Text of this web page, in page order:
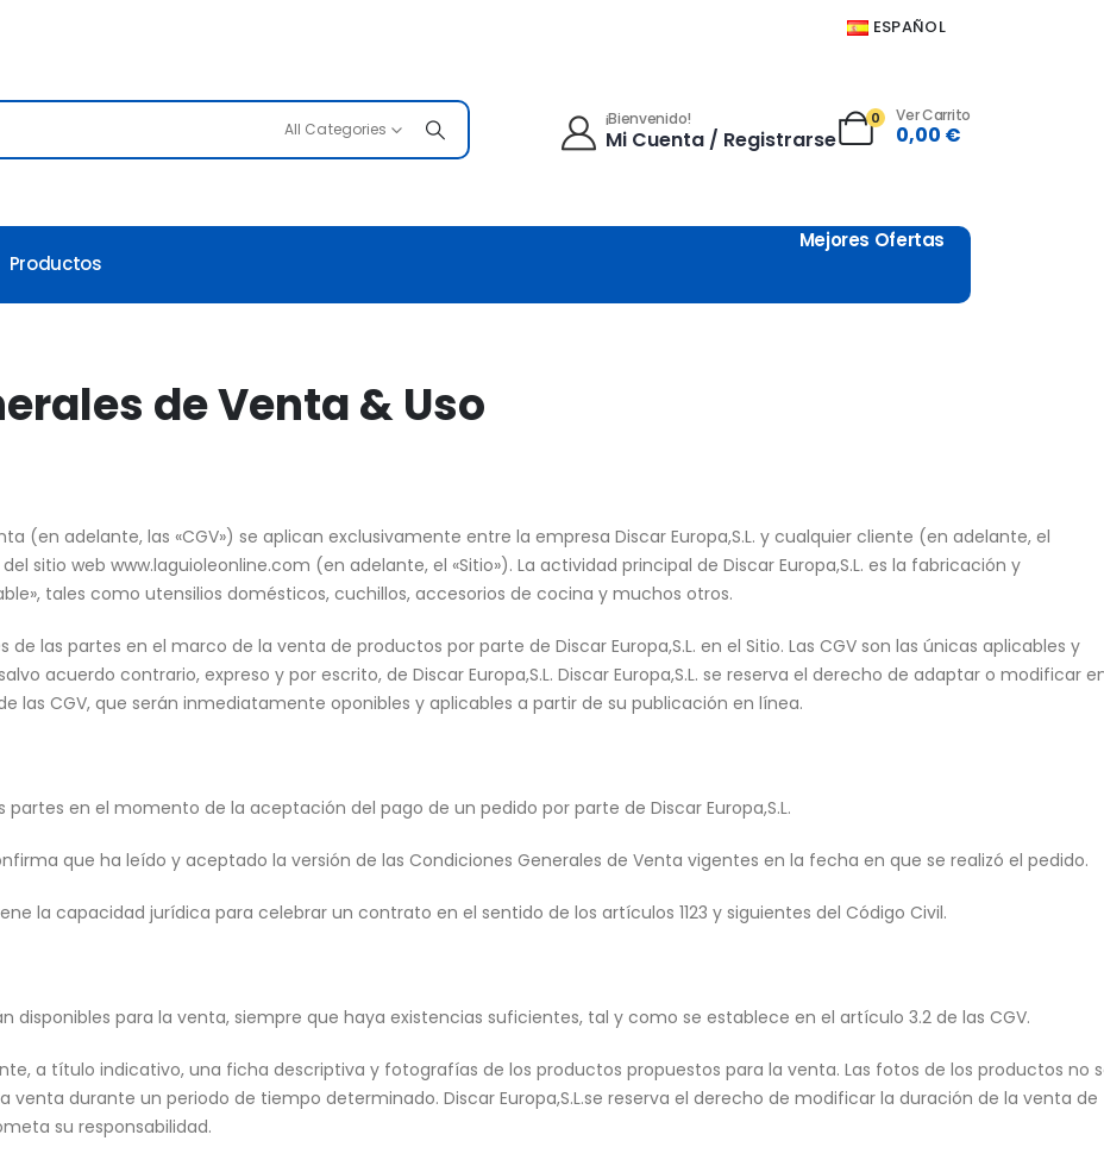
ESPAÑOL
All Categories
¡Bienvenido!
Mi Cuenta / Registrarse
0 Ver Carrito
0,00 €
Productos
Mejores Ofertas
de Venta & Uso
(en adelante, las «CGV») se aplican exclusivamente entre la empresa Discar Europa,S.L. y cualquier cliente (en adelante, el
sitio web www.laguioleonline.com (en adelante, el «Sitio»). La actividad principal de Discar Europa,S.L. es la fabricación y
tales como utensilios domésticos, cuchillos, accesorios de cocina y muchos otros.
de las partes en el marco de la venta de productos por parte de Discar Europa,S.L. en el Sitio. Las CGV son las únicas aplicables y
acuerdo contrario, expreso y por escrito, de Discar Europa,S.L. Discar Europa,S.L. se reserva el derecho de adaptar o modificar
las CGV, que serán inmediatamente oponibles y aplicables a partir de su publicación en línea.
en el momento de la aceptación del pago de un pedido por parte de Discar Europa,S.L.
que ha leído y aceptado la versión de las Condiciones Generales de Venta vigentes en la fecha en que se realizó el pedido.
la capacidad jurídica para celebrar un contrato en el sentido de los artículos 1123 y siguientes del Código Civil.
disponibles para la venta, siempre que haya existencias suficientes, tal y como se establece en el artículo 3.2 de las CGV.
a título indicativo, una ficha descriptiva y fotografías de los productos propuestos para la venta. Las fotos de los productos no
durante un periodo de tiempo determinado. Discar Europa,S.L.se reserva el derecho de modificar la duración de la venta de
su responsabilidad.